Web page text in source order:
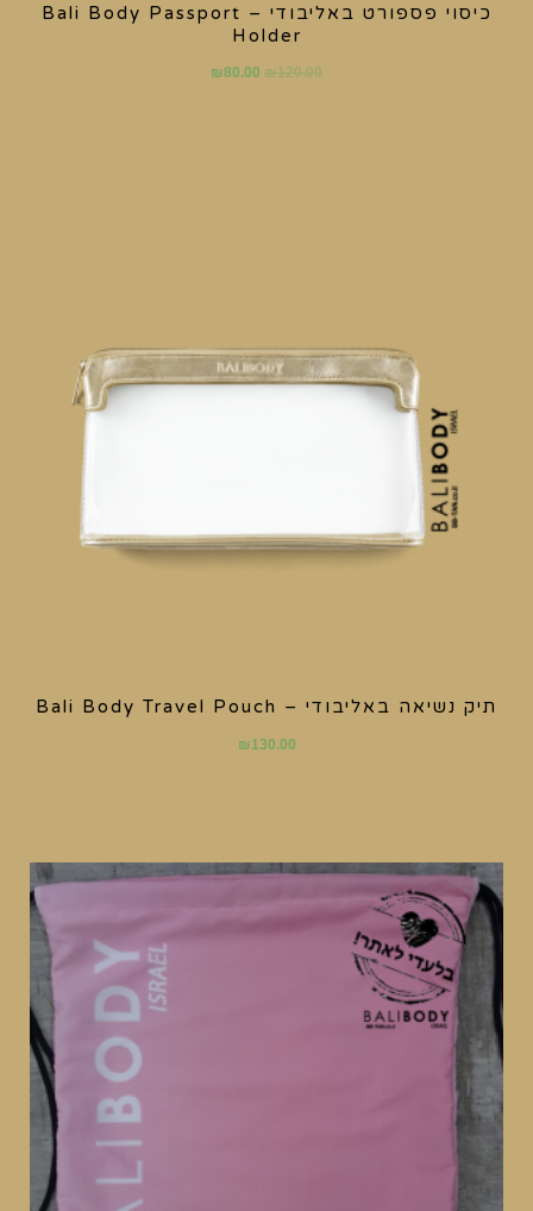
כיסוי פספורט באליבודי – Bali Body Passport
Holder
₪120.00
₪80.00
תיק נשיאה באליבודי – Bali Body Travel Pouch
₪130.00